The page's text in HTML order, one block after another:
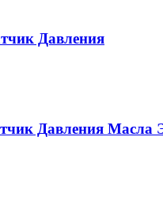
Давления
Давления Масла